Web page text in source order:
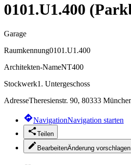
0101.U1.400
Garage
Raumkennung0101.U1.400
Architekten-NameNT400
Stockwerk1. Untergeschoss
AdresseTheresienstr. 90, 80333
NavigationNavigation starten
Teilen
BearbeitenÄnderung vorschlagen